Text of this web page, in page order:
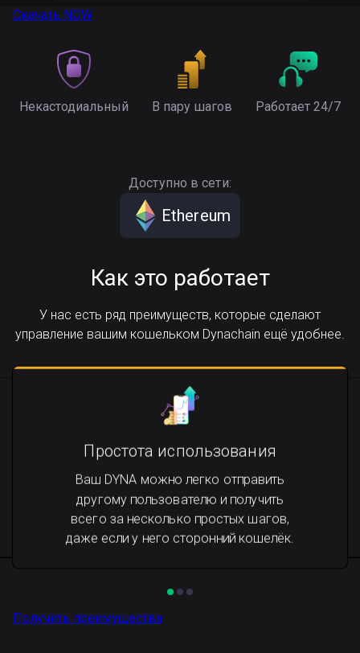
Скачать NOW
Некастодиальный В пару шагов Работает 24/7
Доступно в сети:
Ethereum
Как это работает
У нас есть ряд преимуществ, которые сделают
управление вашим кошельком Dynachain ещё удобнее.
Простота использования
Ваш DYNA можно легко отправить
другому пользователю и получить
всего за несколько простых шагов,
даже если у него сторонний кошелёк.
Получить преимущества